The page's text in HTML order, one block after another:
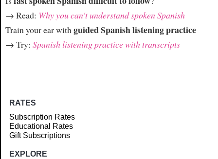
→ Read: Why you can't understand spoken Spanish
Train your ear with guided Spanish listening practice
→ Try: Spanish listening practice with transcripts
RATES
Subscription Rates
Educational Rates
Gift Subscriptions
EXPLORE